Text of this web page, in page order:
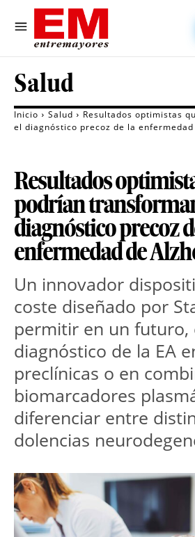
Salud
Inicio Salud
Resultados optimistas
el diagnóstico precoz de la
Resultados
podrían
diagnóstico precoz
enfermedad de
Un innovador
coste diseñado por
permitir en un futuro,
diagnóstico de la EA
preclínicas o en
biomarcadores
diferenciar entre
dolencias